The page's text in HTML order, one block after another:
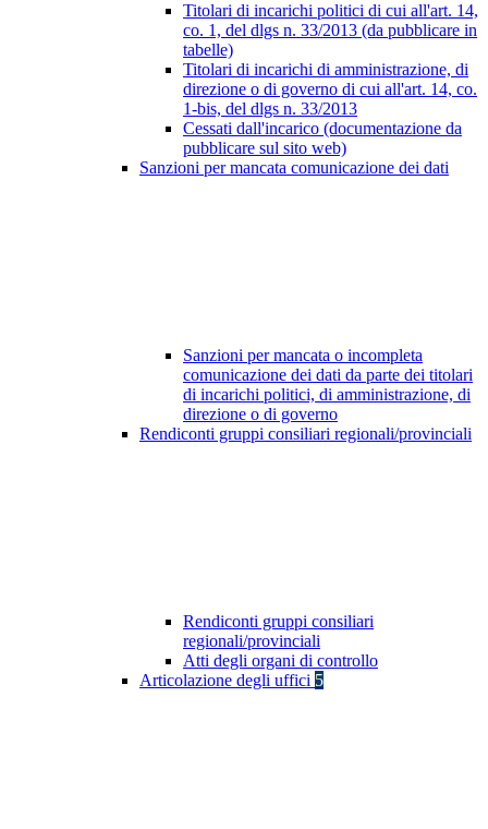
Titolari di incarichi politici di cui all'art. 14,
co. 1, del dlgs n. 33/2013 (da pubblicare in
tabelle)
Titolari di incarichi di amministrazione, di
direzione o di governo di cui all'art. 14, co.
1-bis, del dlgs n. 33/2013
Cessati dall'incarico (documentazione da
pubblicare sul sito web)
Sanzioni per mancata comunicazione dei dati
Sanzioni per mancata o incompleta
comunicazione dei dati da parte dei titolari
di incarichi politici, di amministrazione, di
direzione o di governo
Rendiconti gruppi consiliari regionali/provinciali
Rendiconti gruppi consiliari
regionali/provinciali
Atti degli organi di controllo
Articolazione degli uffici 5